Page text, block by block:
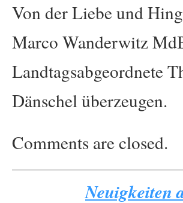
Von der Liebe und
Marco Wanderwitz
Landtagsabgeordnete
Dänschel überzeugen.
Comments are closed.
Neuigkeiten